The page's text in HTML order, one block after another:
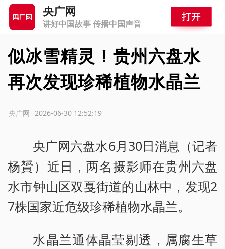
央广网
讲好中国故事 传播中国声音
似冰雪精灵！贵州六盘水
再次发现珍稀植物水晶兰
2026-06-30 12:52:19
央广网
央广网六盘水6月30日消息（记者
杨贇）近日，两名摄影师在贵州六盘
水市钟山区双戛街道的山林中，发现2
7株国家近危级珍稀植物水晶兰。
水晶兰通体晶莹剔透，属腐生草